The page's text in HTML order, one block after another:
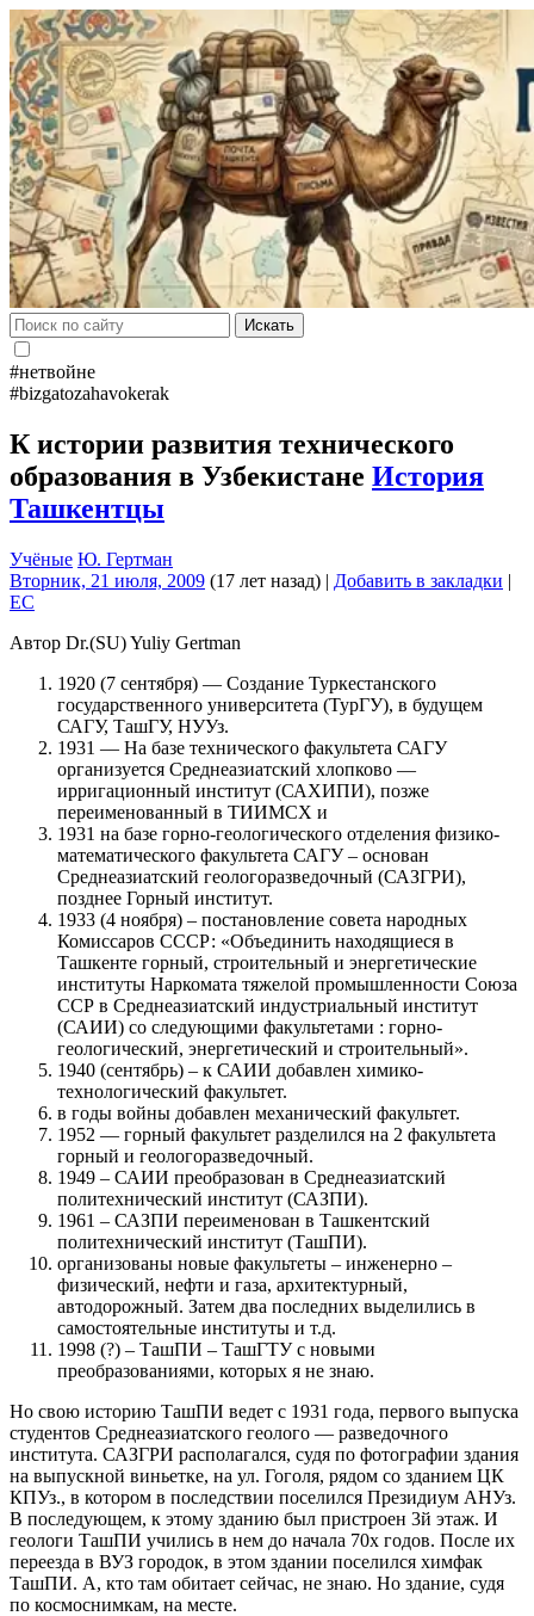
Искать
#нетвойне
#bizgatozahavokerak
К истории развития технического
образования в Узбекистане История
Ташкентцы
Учёные Ю. Гертман
Вторник, 21 июля, 2009 (17 лет назад) | Добавить в закладки |
EC
Автор Dr.(SU) Yuliy Gertman
1920 (7 сентября) — Создание Туркестанского
государственного университета (ТурГУ), в будущем
САГУ, ТашГУ, НУУз.
1931 — На базе технического факультета САГУ
организуется Среднеазиатский хлопково —
ирригационный институт (САХИПИ), позже
переименованный в ТИИМСХ и
1931 на базе горно-геологического отделения физико-
математического факультета САГУ – основан
Среднеазиатский геологоразведочный (САЗГРИ),
позднее Горный институт.
1933 (4 ноября) – постановление совета народных
Комиссаров СССР: «Объединить находящиеся в
Ташкенте горный, строительный и энергетические
институты Наркомата тяжелой промышленности Союза
ССР в Среднеазиатский индустриальный институт
(САИИ) со следующими факультетами : горно-
геологический, энергетический и строительный».
1940 (сентябрь) – к САИИ добавлен химико-
технологический факультет.
в годы войны добавлен механический факультет.
1952 — горный факультет разделился на 2 факультета
горный и геологоразведочный.
1949 – САИИ преобразован в Среднеазиатский
политехнический институт (САЗПИ).
1961 – САЗПИ переименован в Ташкентский
политехнический институт (ТашПИ).
организованы новые факультеты – инженерно –
физический, нефти и газа, архитектурный,
автодорожный. Затем два последних выделились в
самостоятельные институты и т.д.
1998 (?) – ТашПИ – ТашГТУ с новыми
преобразованиями, которых я не знаю.
Но свою историю ТашПИ ведет с 1931 года, первого выпуска
студентов Среднеазиатского геолого — разведочного
института. САЗГРИ располагался, судя по фотографии здания
на выпускной виньетке, на ул. Гоголя, рядом со зданием ЦК
КПУз., в котором в последствии поселился Президиум АНУз.
В последующем, к этому зданию был пристроен 3й этаж. И
геологи ТашПИ учились в нем до начала 70х годов. После их
переезда в ВУЗ городок, в этом здании поселился химфак
ТашПИ. А, кто там обитает сейчас, не знаю. Но здание, судя
по космоснимкам, на месте.